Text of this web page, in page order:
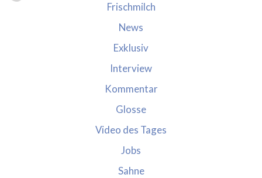
Frischmilch
News
Exklusiv
Interview
Kommentar
Glosse
Video des Tages
Jobs
Sahne